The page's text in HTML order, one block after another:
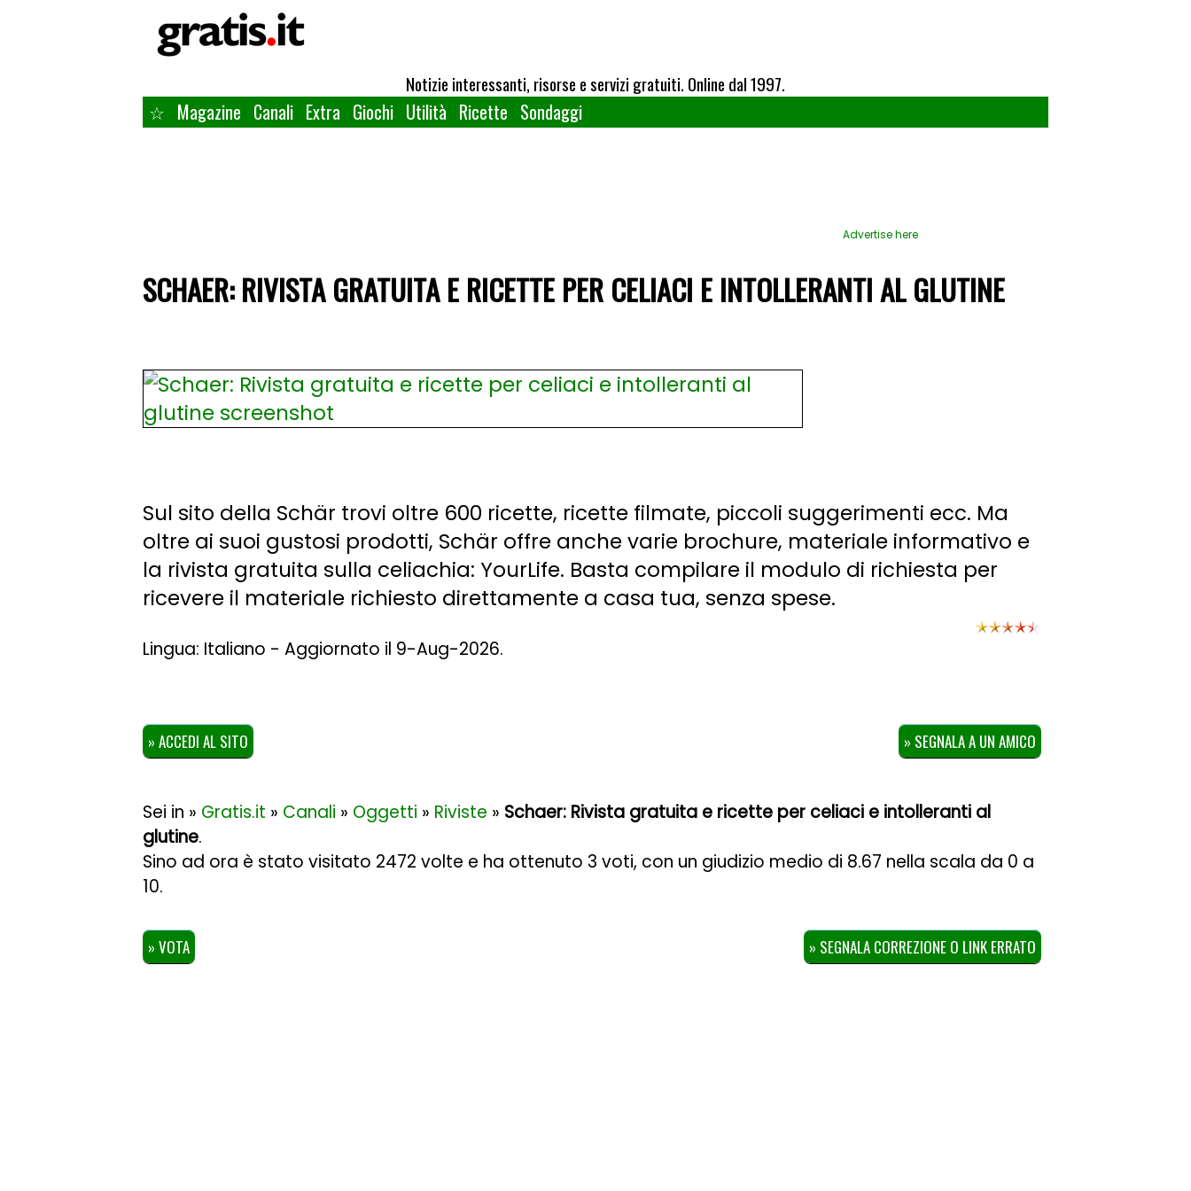
Notizie interessanti, risorse e servizi gratuiti. Online dal 1997.
☆ Magazine Canali Extra Giochi Utilità Ricette Sondaggi
Advertise here
SCHAER: RIVISTA GRATUITA E RICETTE PER CELIACI E INTOLLERANTI AL GLUTINE
Sul sito della Schär trovi oltre 600 ricette, ricette filmate, piccoli suggerimenti ecc. Ma
oltre ai suoi gustosi prodotti, Schär offre anche varie brochure, materiale informativo e
la rivista gratuita sulla celiachia: YourLife. Basta compilare il modulo di richiesta per
ricevere il materiale richiesto direttamente a casa tua, senza spese.
Lingua: Italiano - Aggiornato il 9-Aug-2026.
» ACCEDI AL SITO » SEGNALA A UN AMICO
Sei in » Gratis.it » Canali » Oggetti » Riviste » Schaer: Rivista gratuita e ricette per celiaci e intolleranti al
glutine.
Sino ad ora è stato visitato 2472 volte e ha ottenuto 3 voti, con un giudizio medio di 8.67 nella scala da 0 a
10.
» VOTA » SEGNALA CORREZIONE O LINK ERRATO